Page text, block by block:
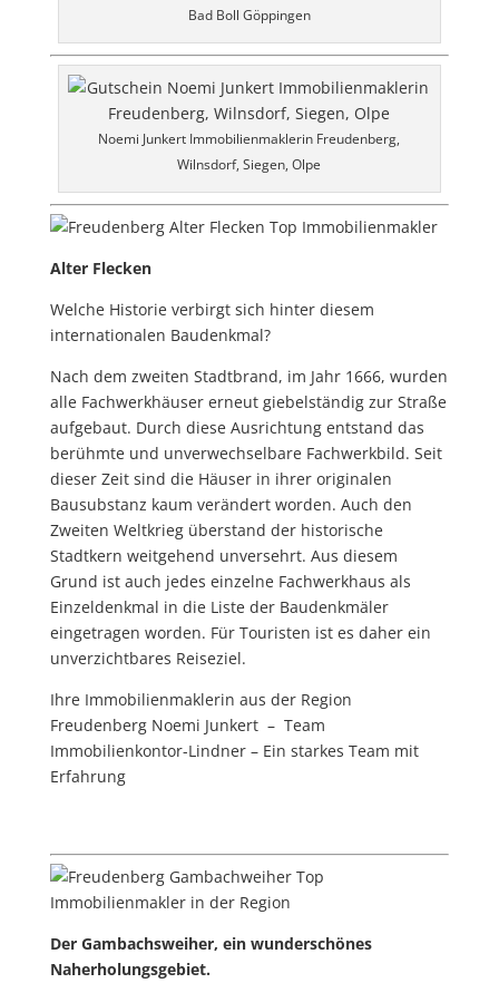
Bad Boll Göppingen
Noemi Junkert Immobilienmaklerin Freudenberg,
Wilnsdorf, Siegen, Olpe
Alter Flecken
Welche Historie verbirgt sich hinter diesem
internationalen Baudenkmal?
Nach dem zweiten Stadtbrand, im Jahr 1666, wurden
alle Fachwerkhäuser erneut giebelständig zur Straße
aufgebaut. Durch diese Ausrichtung entstand das
berühmte und unverwechselbare Fachwerkbild. Seit
dieser Zeit sind die Häuser in ihrer originalen
Bausubstanz kaum verändert worden. Auch den
Zweiten Weltkrieg überstand der historische
Stadtkern weitgehend unversehrt. Aus diesem
Grund ist auch jedes einzelne Fachwerkhaus als
Einzeldenkmal in die Liste der Baudenkmäler
eingetragen worden. Für Touristen ist es daher ein
unverzichtbares Reiseziel.
Ihre Immobilienmaklerin aus der Region
Freudenberg Noemi Junkert – Team
Immobilienkontor-Lindner – Ein starkes Team mit
Erfahrung
Der Gambachsweiher, ein wunderschönes
Naherholungsgebiet.